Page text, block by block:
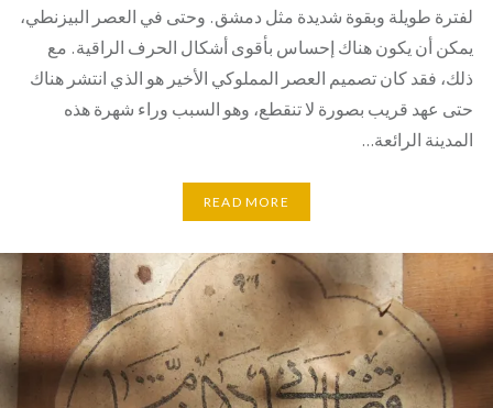
لفترة طويلة وبقوة شديدة مثل دمشق. وحتى في العصر البيزنطي،
يمكن أن يكون هناك إحساس بأقوى أشكال الحرف الراقية. مع
ذلك، فقد كان تصميم العصر المملوكي الأخير هو الذي انتشر هناك
حتى عهد قريب بصورة لا تنقطع، وهو السبب وراء شهرة هذه
المدينة الرائعة…
READ MORE